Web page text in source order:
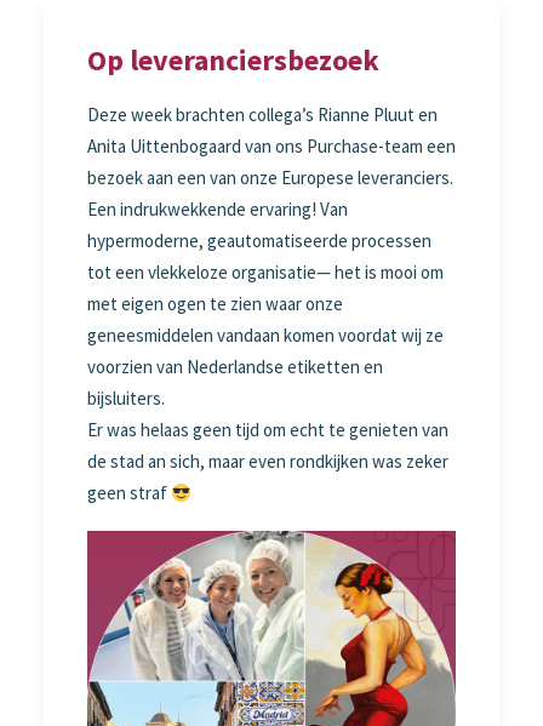
Op leveranciersbezoek
Deze week brachten collega’s Rianne Pluut en
Anita Uittenbogaard van ons Purchase-team een
bezoek aan een van onze Europese leveranciers.
Een indrukwekkende ervaring! Van
hypermoderne, geautomatiseerde processen
tot een vlekkeloze organisatie— het is mooi om
met eigen ogen te zien waar onze
geneesmiddelen vandaan komen voordat wij ze
voorzien van Nederlandse etiketten en
bijsluiters.
Er was helaas geen tijd om echt te genieten van
de stad an sich, maar even rondkijken was zeker
geen straf